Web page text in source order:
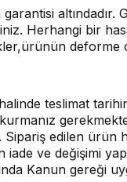
altındadır.
Herhangi bir
deforme
teslimat
edilen ürün
ve değişimi
Kanun gereği